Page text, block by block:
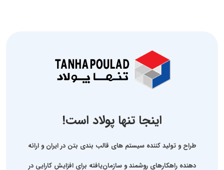
اینجا تنها پولاد است!
طراح و تولید کننده سیستم های قالب بندی بتن در ایران و ارائه
دهنده راهکارهای روشمند و سازمان‌یافته برای افزایش کارایی در